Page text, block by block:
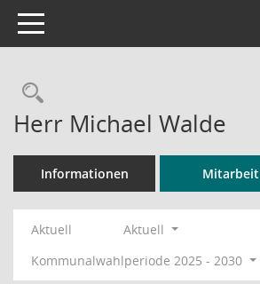
Toggle navigation
Rechercheauswahl
Herr Michael Walde
Informationen Mitarbeit
Aktuell
Aktuell
Kommunalwahlperiode 2025 - 2030